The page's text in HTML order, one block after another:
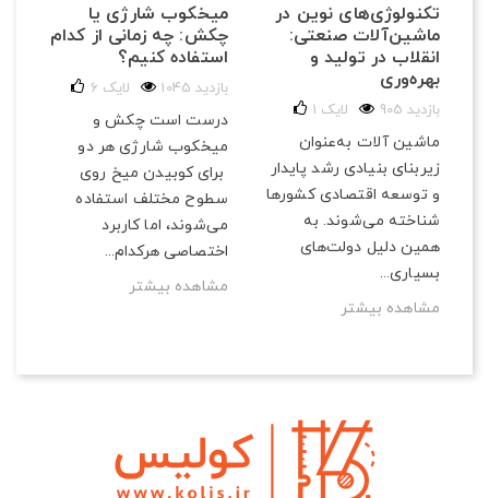
میخکوب شارژی یا
چکش: چه زمانی از کدام
استفاده کنیم؟
1045 بازدید 6 لایک
درست است چکش و
میخکوب شارژی هر دو
برای کوبیدن میخ روی
سطوح مختلف استفاده
می‌شوند، اما کاربرد
اختصاصی هرکدام...
مشاهده بیشتر
تکنولوژی‌های نوین در
ماشین‌آلات صنعتی:
انقلاب در تولید و
بهره‌وری
905 بازدید 1 لایک
ماشین آلات به‌عنوان
زیربنای بنیادی رشد پایدار
و توسعه اقتصادی کشورها
شناخته می‌شوند. به
همین دلیل دولت‌های
بسیاری...
مشاهده بیشتر